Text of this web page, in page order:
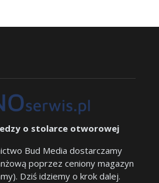
o stolarce otworowej
Bud Media dostarczamy
poprzez ceniony magazyn
Dziś idziemy o krok dalej.